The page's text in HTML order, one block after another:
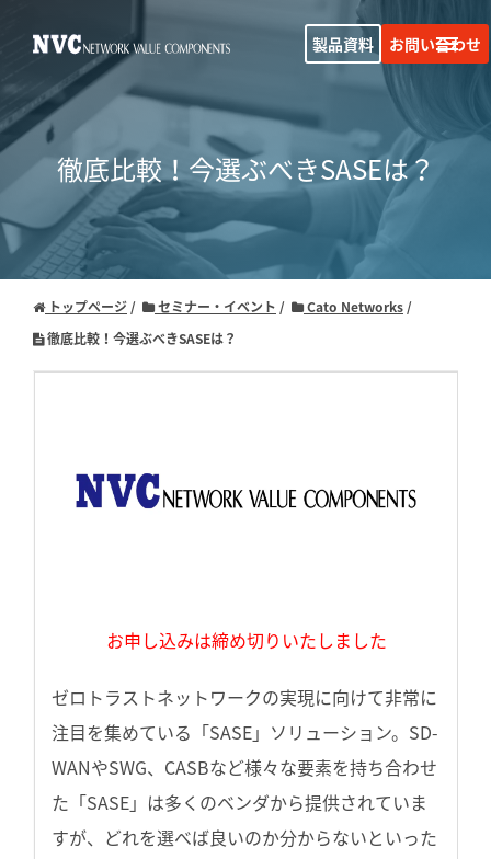
製品資料 お問い合わせ
徹底比較！今選ぶべきSASEは？
トップページ セミナー・イベント
Cato Networks
徹底比較！今選ぶべきSASEは？
お申し込みは締め切りいたしました
ゼロトラストネットワークの実現に向けて非常に
注目を集めている「SASE」ソリューション。SD-
WANやSWG、CASBなど様々な要素を持ち合わせ
た「SASE」は多くのベンダから提供されていま
すが、どれを選べば良いのか分からないといった